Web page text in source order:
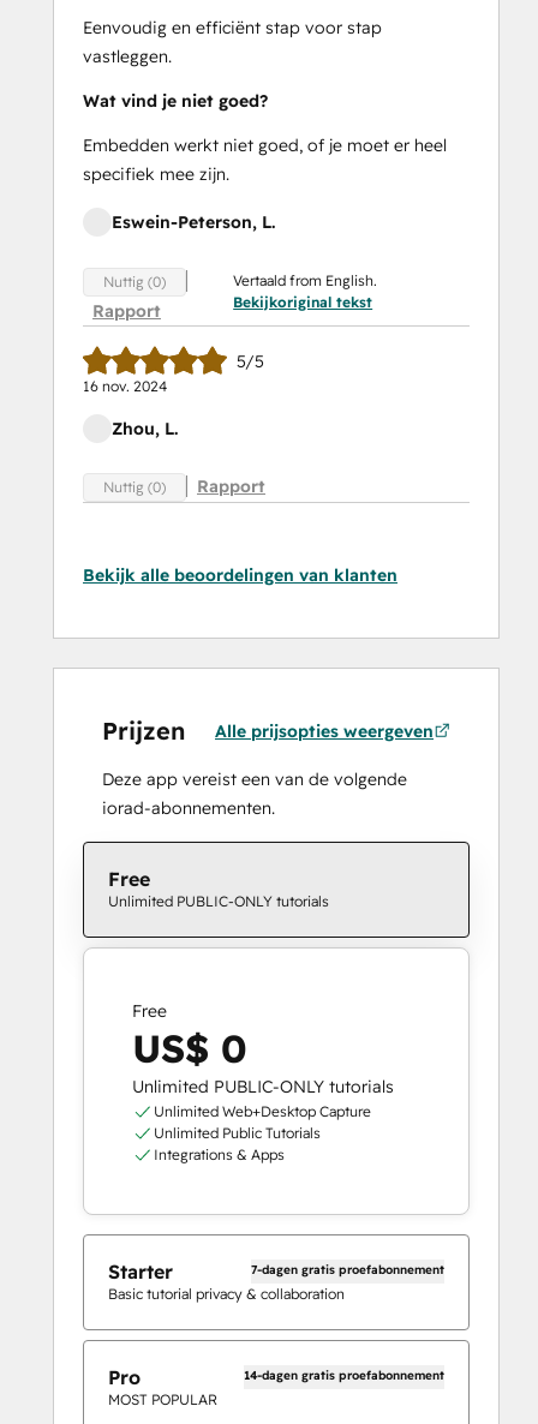
Eenvoudig en efficiënt stap voor stap
vastleggen.
Wat vind je niet goed?
Embedden werkt niet goed, of je moet er heel
specifiek mee zijn.
Eswein-Peterson, L.
Nuttig (0)
Rapport
Vertaald from English.
Bekijkoriginal tekst
5/5
16 nov. 2024
Zhou, L.
Nuttig (0) Rapport
Bekijk alle beoordelingen van klanten
Prijzen Alle prijsopties weergeven
Deze app vereist een van de volgende
iorad-abonnementen.
Free
Unlimited PUBLIC-ONLY tutorials
Free
US$ 0
Unlimited PUBLIC-ONLY tutorials
Unlimited Web+Desktop Capture
Unlimited Public Tutorials
Integrations & Apps
Starter 7-dagen gratis proefabonnement
Basic tutorial privacy & collaboration
Pro 14-dagen gratis proefabonnement
MOST POPULAR